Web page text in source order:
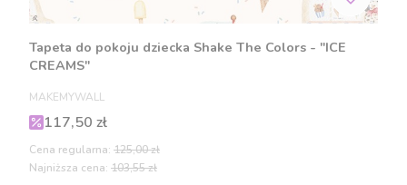
Tapeta do pokoju dziecka Shake The Colors - "ICE
CREAMS"
PRODUCENT
MAKEMYWALL
Cena promocyjna
117,50 zł
Cena regularna: 125,00 zł
Najniższa cena: 103,55 zł